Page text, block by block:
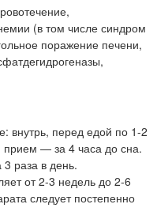
(в том числе синдром
поражение печени,
внутрь, перед едой по 1-2
прием — за 4 часа до сна.
раза в день.
от 2-3 недель до 2-6
следует постепенно